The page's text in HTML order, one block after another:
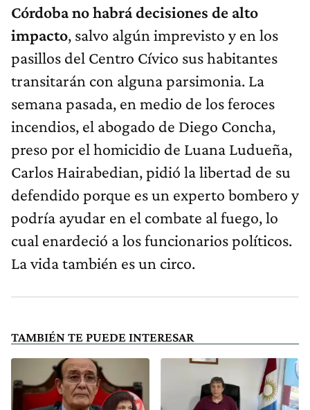
Córdoba no habrá decisiones de alto
impacto, salvo algún imprevisto y en los
pasillos del Centro Cívico sus habitantes
transitarán con alguna parsimonia. La
semana pasada, en medio de los feroces
incendios, el abogado de Diego Concha,
preso por el homicidio de Luana Ludueña,
Carlos Hairabedian, pidió la libertad de su
defendido porque es un experto bombero y
podría ayudar en el combate al fuego, lo
cual enardeció a los funcionarios políticos.
La vida también es un circo.
TAMBIÉN TE PUEDE INTERESAR